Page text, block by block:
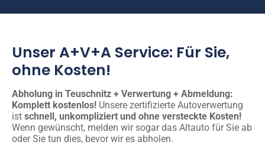
Unser A+V+A Service: Für Sie,
ohne Kosten!
Abholung in Teuschnitz + Verwertung + Abmeldung:
Komplett kostenlos! Unsere zertifizierte Autoverwertung
ist schnell, unkompliziert und ohne versteckte Kosten!
Wenn gewünscht, melden wir sogar das Altauto für Sie ab
oder Sie tun dies, bevor wir es abholen.